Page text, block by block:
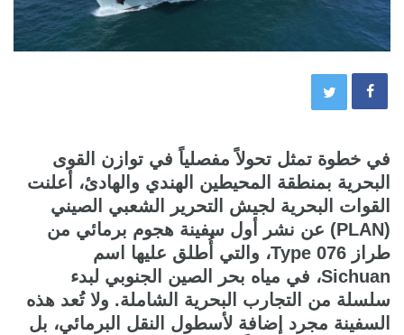
في خطوة تمثل تحولاً مفصلياً في توازن القوى
البحرية بمنطقة المحيطين الهندي والهادئ، أعلنت
القوات البحرية لجيش التحرير الشعبي الصيني
(PLAN) عن نشر أول سفينة هجوم برمائي من
طراز Type 076، والتي أُطلق عليها اسم
Sichuan، في مياه بحر الصين الجنوبي لبدء
سلسلة من التجارب البحرية الشاملة. ولا تُعد هذه
السفينة مجرد إضافة لأسطول النقل البرمائي، بل